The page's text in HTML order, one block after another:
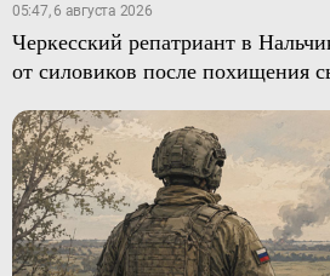
05:47, 6 августа 2026
Черкесский репатриант в
от силовиков после похищения